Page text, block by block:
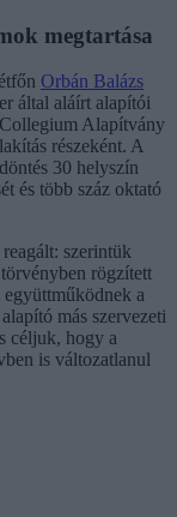
megtartása
Orbán Balázs
által aláírt alapítói
Alapítvány
részeként. A
30 helyszín
és több száz oktató
szerintük
rögzített
a
más szervezeti
céljuk, hogy a
is változatlanul